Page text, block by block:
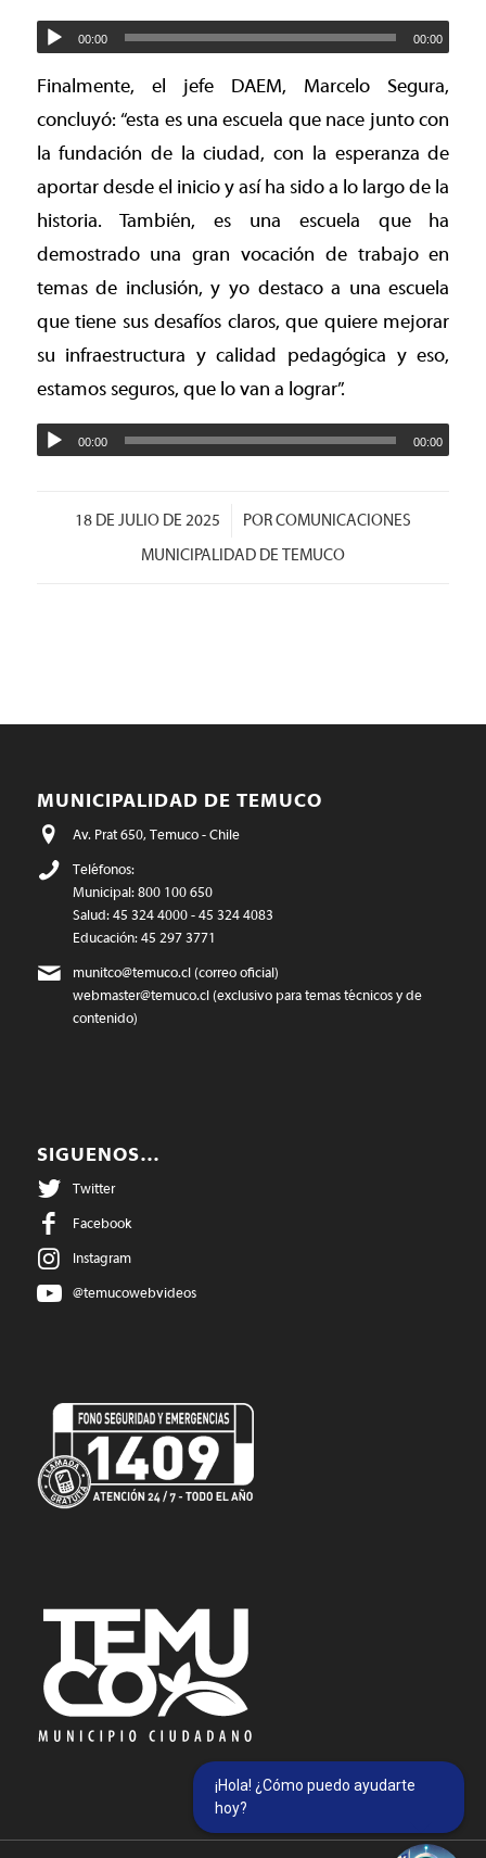
00:00 00:00
Finalmente, el jefe DAEM, Marcelo Segura,
concluyó: “esta es una escuela que nace junto con
la fundación de la ciudad, con la esperanza de
aportar desde el inicio y así ha sido a lo largo de la
historia. También, es una escuela que ha
demostrado una gran vocación de trabajo en
temas de inclusión, y yo destaco a una escuela
que tiene sus desafíos claros, que quiere mejorar
su infraestructura y calidad pedagógica y eso,
estamos seguros, que lo van a lograr”.
00:00 00:00
18 DE JULIO DE 2025
/ PORCOMUNICACIONES
MUNICIPALIDAD DE TEMUCO
MUNICIPALIDAD DE TEMUCO
Av. Prat 650, Temuco - Chile
Teléfonos:
Municipal: 800 100 650
Salud: 45 324 4000 - 45 324 4083
Educación: 45 297 3771
munitco@temuco.cl(correo oficial)
webmaster@temuco.cl(exclusivo para temas técnicos y de
contenido)
SIGUENOS…
Twitter
Facebook
Instagram
@temucowebvideos
¡Hola! ¿Cómo puedo ayudarte
hoy?